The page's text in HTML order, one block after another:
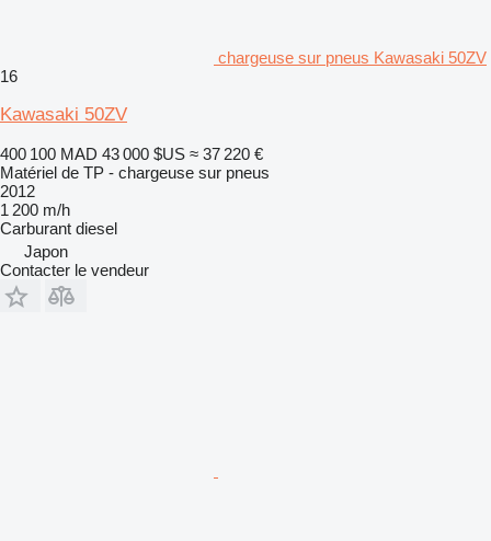
chargeuse sur pneus Kawasaki 50ZV
16
Kawasaki 50ZV
400 100 MAD 43 000 $US ≈ 37 220 €
Matériel de TP - chargeuse sur pneus
2012
1 200 m/h
Carburant diesel
Japon
Contacter le vendeur